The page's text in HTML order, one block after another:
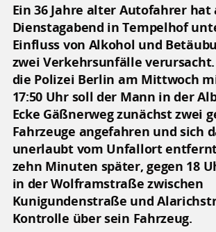
Ein 36 Jahre alter Autofahrer hat
Dienstagabend in Tempelhof
Einfluss von Alkohol und
zwei Verkehrsunfälle
die Polizei Berlin am Mittwoch
17:50 Uhr soll der Mann in der
Ecke Gäßnerweg zunächst zwei
Fahrzeuge angefahren und sich
unerlaubt vom Unfallort
zehn Minuten später, gegen 18
in der Wolframstraße zwischen
Kunigundenstraße und
Kontrolle über sein Fahrzeug.